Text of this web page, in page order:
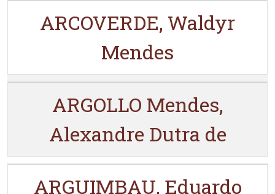
ARCOVERDE, Waldyr
Mendes
ARGOLLO Mendes,
Alexandre Dutra de
ARGUIMBAU, Eduardo